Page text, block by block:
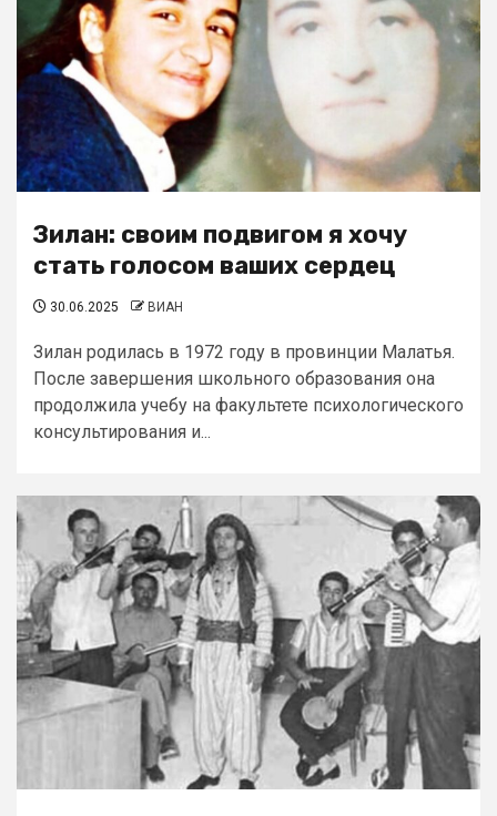
Зилан: своим подвигом я хочу
стать голосом ваших сердец
30.06.2025 ВИАН
Зилан родилась в 1972 году в провинции Малатья.
После завершения школьного образования она
продолжила учебу на факультете психологического
консультирования и...